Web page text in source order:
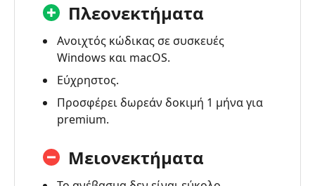
Πλεονεκτήματα
Ανοιχτός κώδικας σε συσκευές
Windows και macOS.
Εύχρηστος.
Προσφέρει δωρεάν δοκιμή 1 μήνα για
premium.
Μειονεκτήματα